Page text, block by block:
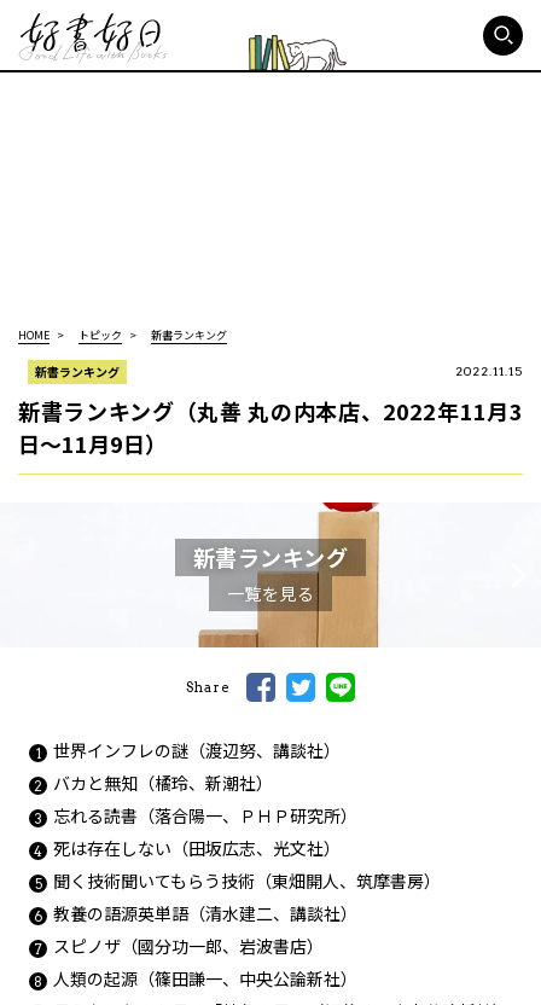
HOME トピック 新書ランキング
新書ランキング 2022.11.15
新書ランキング（丸善 丸の内本店、2022年11月3
日～11月9日）
新書ランキング
一覧を見る
Share
世界インフレの謎（渡辺努、講談社）
バカと無知（橘玲、新潮社）
忘れる読書（落合陽一、ＰＨＰ研究所）
死は存在しない（田坂広志、光文社）
聞く技術聞いてもらう技術（東畑開人、筑摩書房）
教養の語源英単語（清水建二、講談社）
スピノザ（國分功一郎、岩波書店）
人類の起源（篠田謙一、中央公論新社）